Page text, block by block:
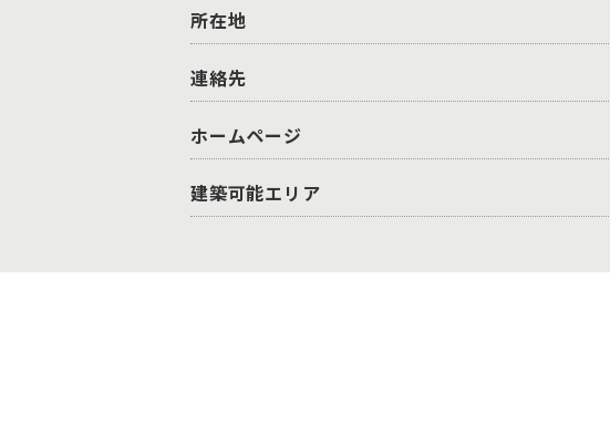
所在地
連絡先
ホームページ
建築可能エリア